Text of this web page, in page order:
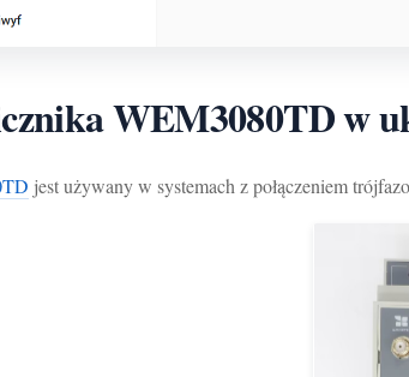
WEM3080TD w
jest używany w systemach z połączeniem